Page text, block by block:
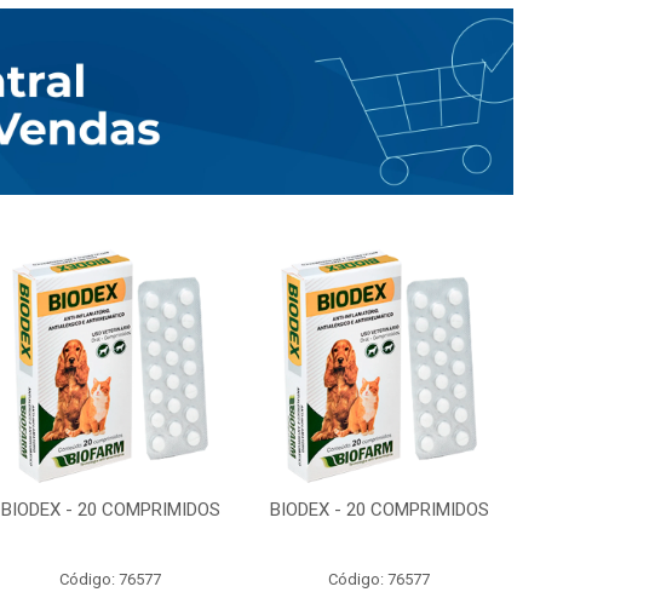
BIODEX - 20 COMPRIMIDOS
Código: 76577
BIODEX - 20 COMPRIMIDOS
Código: 76577